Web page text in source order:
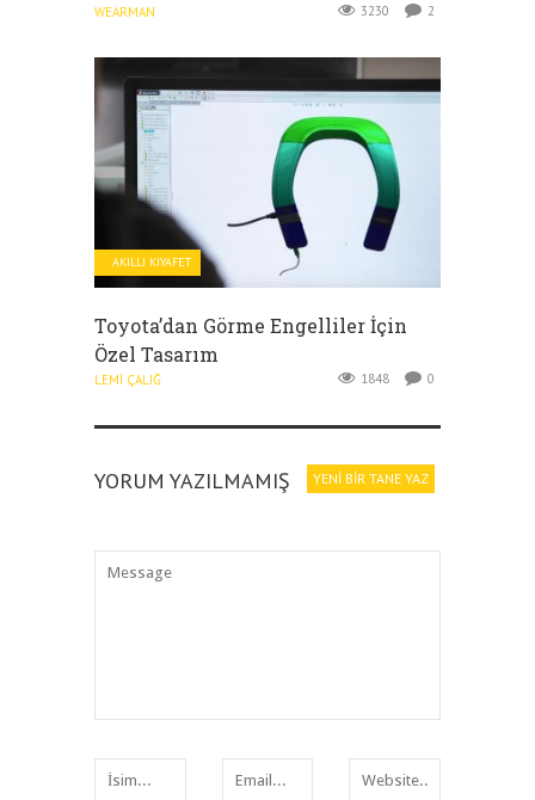
WEARMAN 3230 2
AKILLI KIYAFET
Toyota’dan Görme Engelliler İçin
Özel Tasarım
LEMI ÇALIĞ 1848 0
YORUM YAZILMAMIŞ YENI BIR TANE YAZ